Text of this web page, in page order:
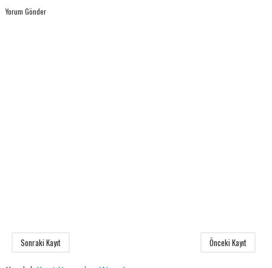
Yorum Gönder
Sonraki Kayıt Önceki Kayıt